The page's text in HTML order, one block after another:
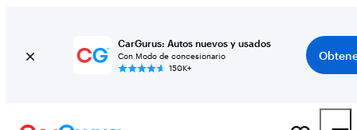
CarGurus: Autos nuevos y usados
Con Modo de concesionario
150K+